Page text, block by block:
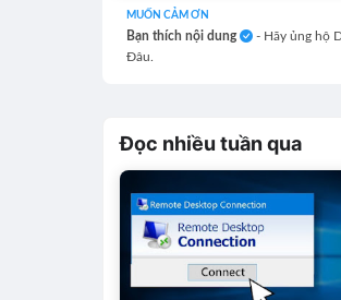
MUỐN CẢM ƠN
Bạn thích nội dung
- Hãy ủng hộ
Đâu.
Đọc nhiều tuần qua